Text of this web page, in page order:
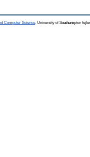
Computer Science , University of Southampton